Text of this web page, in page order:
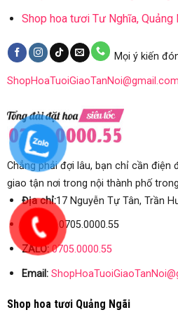
Shop hoa tươi Tư Nghĩa, Quảng
Mọi ý kiến
ShopHoaTuoiGiaoTanNoi@gmail.com
Chẳng phải đợi lâu, bạn chỉ cần điện
giao tận nơi trong nội thành phố
Địa chỉ:17 Nguyễn Tự Tân, Trần
Hotline: 0705.0000.55
ZALO: 0705.0000.55
Email:
Shop hoa tươi Quảng Ngãi